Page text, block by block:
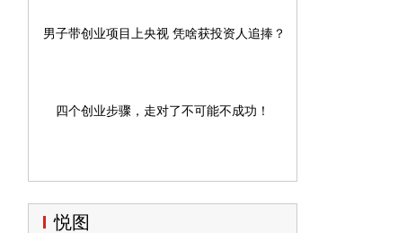
男子带创业项目上央视 凭啥获投资人追捧？
四个创业步骤，走对了不可能不成功！
悦图